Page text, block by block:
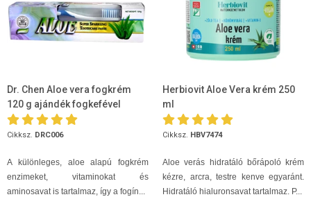
Dr. Chen Aloe vera fogkrém
120 g ajándék fogkefével
Cikksz. DRC006
A különleges, aloe alapú fogkrém
enzimeket, vitaminokat és
aminosavat is tartalmaz, így a fogín...
Herbiovit Aloe Vera krém 250
ml
Cikksz. HBV7474
Aloe verás hidratáló bőrápoló krém
kézre, arcra, testre kenve egyaránt.
Hidratáló hialuronsavat tartalmaz. P...